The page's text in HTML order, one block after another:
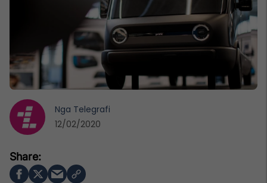
Nga Telegrafi
12/02/2020